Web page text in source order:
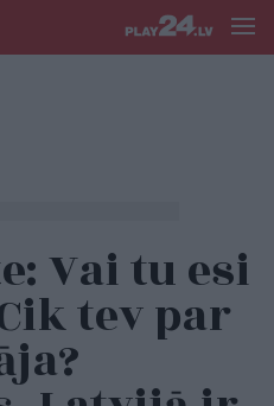
Vai tu esi
tev par